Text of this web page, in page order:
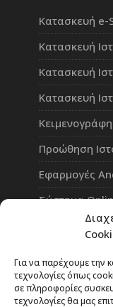
Για να παρέχουμε την
τεχνολογίες όπως
σε πληροφορίες
τεχνολογίες θα μας
Κατασκευή e-
Κατασκευή
Κατασκευή
Κατασκευή
Προώθηση
Εφαρμογές
Σύστημα
Πλατφόρμα